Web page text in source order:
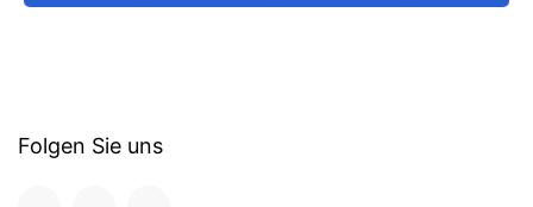
Folgen Sie uns